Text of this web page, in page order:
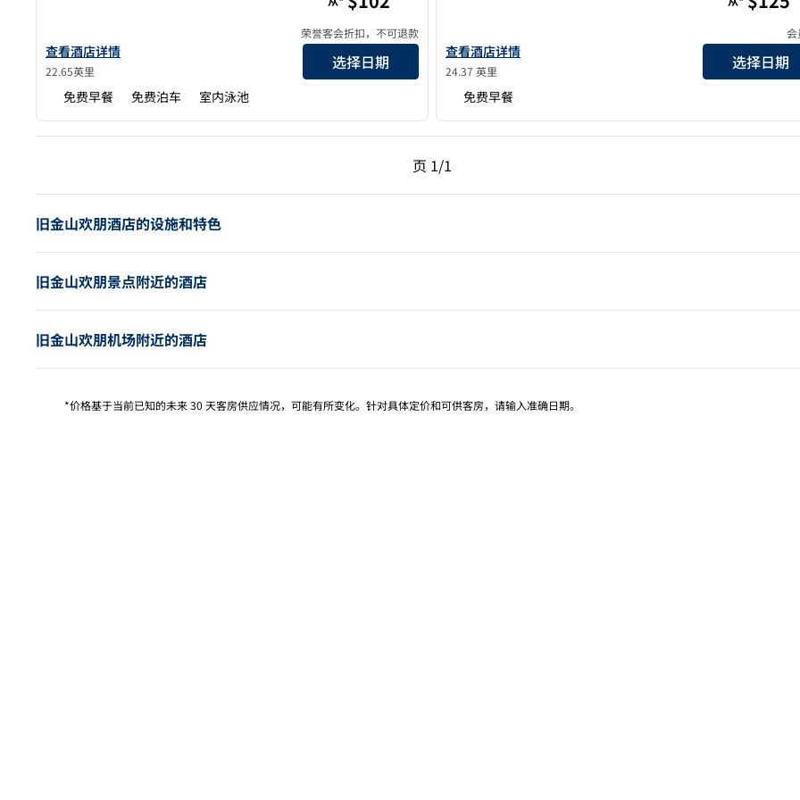
查看欢朋酒店 Union City 的酒店详情
查看酒店详情
22.65英里
荣誉客会折扣，不可退款
选择日期
免费早餐 免费泊车 室内泳池
查看欢朋 康科德的酒店详情
查看酒店详情
24.37 英里
会
选择日期
免费早餐
页 1/1
上一页，第 1页，共 1 页
页 1/1
旧金山欢朋酒店的设施和特色
旧金山欢朋景点附近的酒店
旧金山欢朋机场附近的酒店
*价格基于当前已知的未来 30 天客房供应情况，可能有所变化。针对具体定价和可供客房，请输入准确日期。